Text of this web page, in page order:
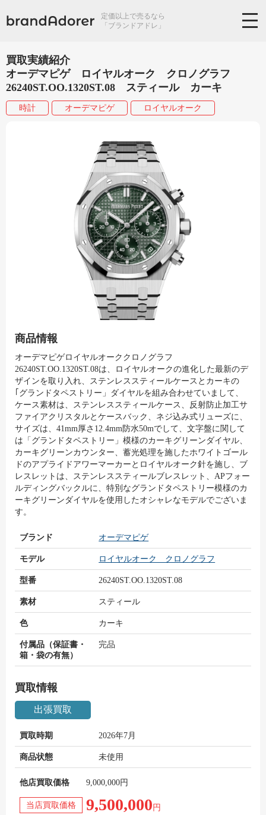
定価以上で売るなら
「ブランドアドレ」
買取実績紹介
オーデマピゲ ロイヤルオーク クロノグラフ
26240ST.OO.1320ST.08 スティール カーキ
時計 オーデマピゲ ロイヤルオーク
商品情報
オーデマピゲロイヤルオーククロノグラフ
26240ST.OO.1320ST.08は、ロイヤルオークの進化した最新のデ
ザインを取り入れ、ステンレススティールケースとカーキの
｢グランドタペストリー」ダイヤルを組み合わせていまして、
ケース素材は、ステンレススティールケース、反射防止加工サ
ファイアクリスタルとケースバック、ネジ込み式リューズに、
サイズは、41mm厚さ12.4mm防水50mでして、文字盤に関して
は「グランドタペストリー」模様のカーキグリーンダイヤル、
カーキグリーンカウンター、蓄光処理を施したホワイトゴール
ドのアプライドアワーマーカーとロイヤルオーク針を施し、ブ
レスレットは、ステンレススティールブレスレット、APフォー
ルディングバックルに、特別なグランドタペストリー模様のカ
ーキグリーンダイヤルを使用したオシャレなモデルでございま
す。
ブランド オーデマピゲ
モデル ロイヤルオーク クロノグラフ
型番 26240ST.OO.1320ST.08
素材 スティール
色 カーキ
付属品（保証書・
箱・袋の有無）
完品
買取情報
出張買取
買取時期 2026年7月
商品状態 未使用
他店買取価格 9,000,000円
当店買取価格 9,500,000 円